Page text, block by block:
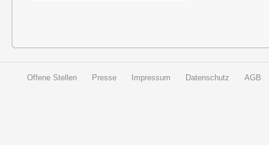
Offene Stellen Presse Impressum Datenschutz AGB